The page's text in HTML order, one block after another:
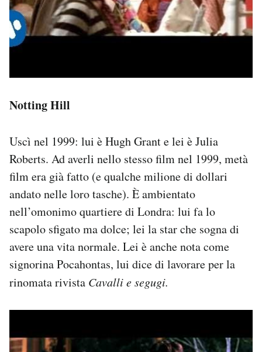
Notting Hill
Uscì nel 1999: lui è Hugh Grant e lei è Julia
Roberts. Ad averli nello stesso film nel 1999, metà
film era già fatto (e qualche milione di dollari
andato nelle loro tasche). È ambientato
nell’omonimo quartiere di Londra: lui fa lo
scapolo sfigato ma dolce; lei la star che sogna di
avere una vita normale. Lei è anche nota come
signorina Pocahontas, lui dice di lavorare per la
rinomata rivista Cavalli e segugi.